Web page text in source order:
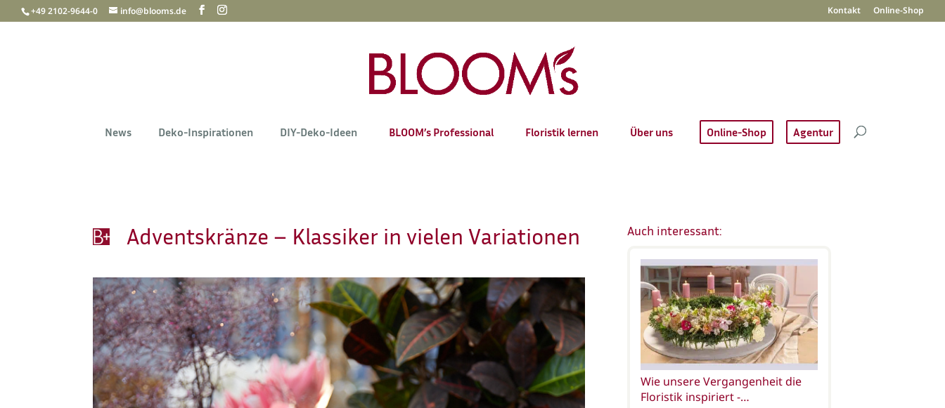
+49 2102-9644-0 info@blooms.de Kontakt Online-Shop
News Deko-Inspirationen DIY-Deko-Ideen BLOOM’s Professional Floristik lernen Über uns Online-Shop Agentur
Adventskränze – Klassiker in vielen Variationen Auch interessant:
Wie unsere Vergangenheit die
Floristik inspiriert -…